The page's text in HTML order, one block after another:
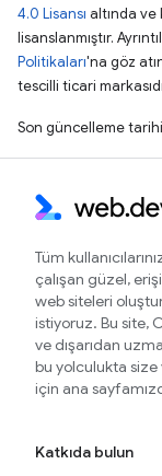
4.0 Lisansı altında
lisanslanmıştır.
Politikaları'na göz
tescilli ticari
Son güncelleme
Tüm
çalışan güzel,
web siteleri
istiyoruz. Bu site,
ve dışarıdan
bu yolculukta size
için ana
Katkıda bulun